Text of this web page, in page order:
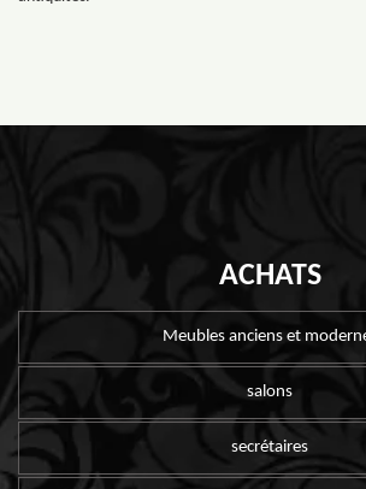
ACHATS
Meubles anciens et
salons
secrétaires